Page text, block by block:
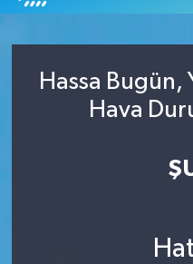
Hassa Bugün,
Hava
Tüm Manşetler